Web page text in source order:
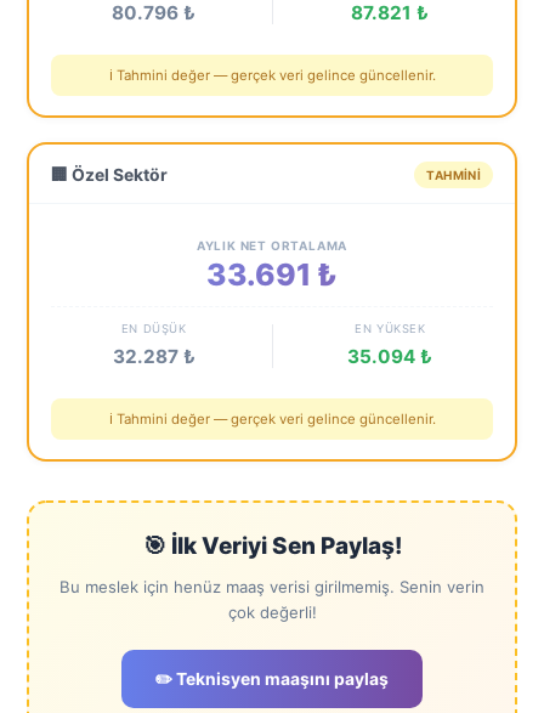
80.796 ₺ 87.821 ₺
ℹ️ Tahmini değer — gerçek veri gelince güncellenir.
🏢 Özel Sektör TAHMINI
AYLIK NET ORTALAMA
33.691 ₺
EN DÜŞÜK
32.287 ₺
EN YÜKSEK
35.094 ₺
ℹ️ Tahmini değer — gerçek veri gelince güncellenir.
🎯 İlk Veriyi Sen Paylaş!
Bu meslek için henüz maaş verisi girilmemiş. Senin verin
çok değerli!
✏️ Teknisyen maaşını paylaş